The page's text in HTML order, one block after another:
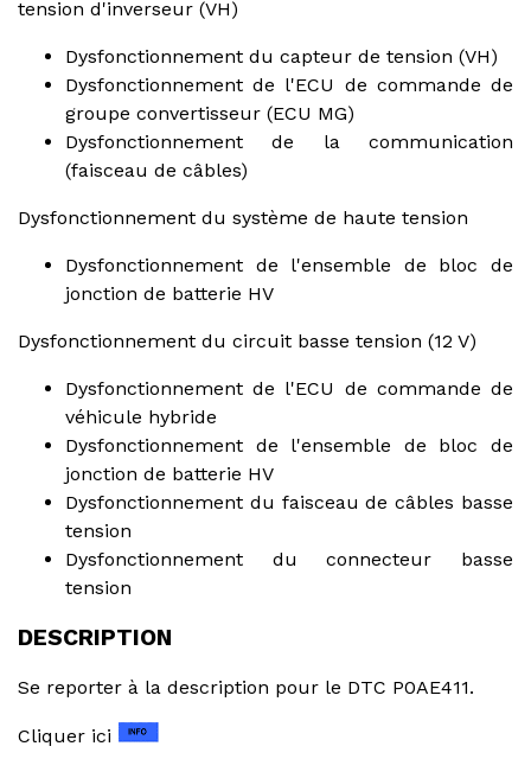
tension d'inverseur (VH)
Dysfonctionnement du capteur de tension (VH)
Dysfonctionnement de l'ECU de commande de
groupe convertisseur (ECU MG)
Dysfonctionnement de la communication
(faisceau de câbles)
Dysfonctionnement du système de haute tension
Dysfonctionnement de l'ensemble de bloc de
jonction de batterie HV
Dysfonctionnement du circuit basse tension (12 V)
Dysfonctionnement de l'ECU de commande de
véhicule hybride
Dysfonctionnement de l'ensemble de bloc de
jonction de batterie HV
Dysfonctionnement du faisceau de câbles basse
tension
Dysfonctionnement du connecteur basse
tension
DESCRIPTION
Se reporter à la description pour le DTC P0AE411.
Cliquer ici